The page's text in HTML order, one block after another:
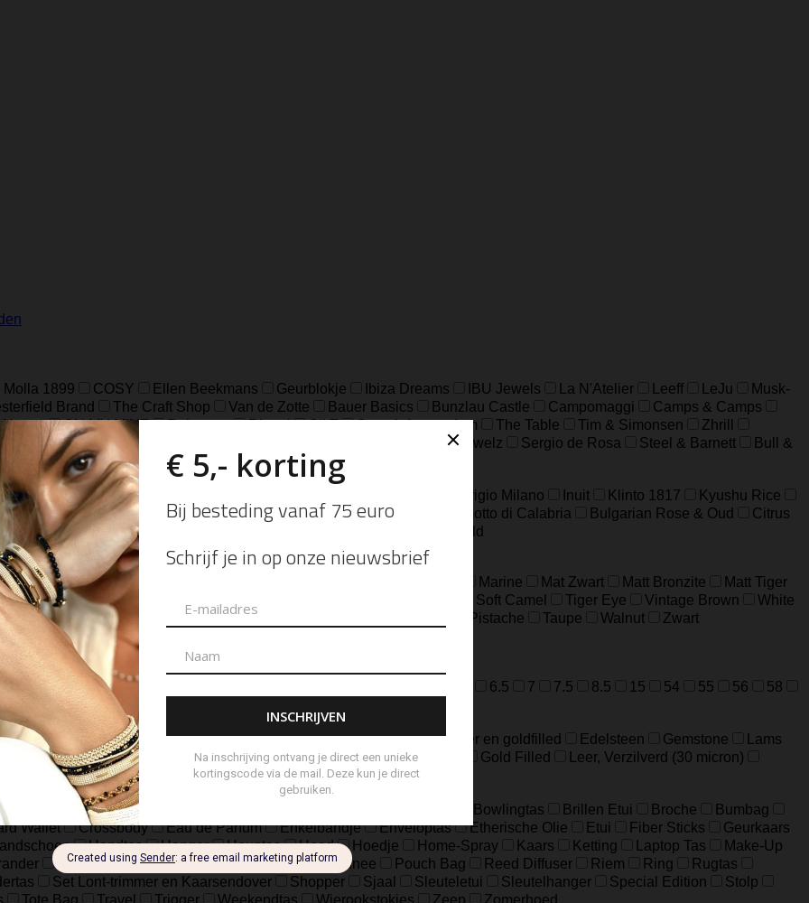
Molla 1899 COSY Ellen Beekmans Geurblokje Ibiza Dreams IBU Jewels La N'Atelier Leeff LeJu
Musk-
Brand The Craft Shop Van de Zotte Bauer Basics Bunzlau Castle Campomaggi
Camps & Camps
Noosa ON MY MINT Rabarany Ripani SILT Smaak Amsterdam The Table Tim & Simonsen
Zhrill
Depeche Bags Essentia MAS Jewelz Sergio de Rosa Steel & Barnett
Bull &
Karthago Black Orchid & Lily Grigio Milano Inuit Klinto 1817
Kyushu Rice
Velvet Wood Venetiae Agathis Amber Basil & Mandarin Bergamotto di Calabria Bulgarian Rose & Oud
Citrus
Pine Santal & Tonka
Wild
Dark Wood Fel Groen Marine Mat Zwart Matt Bronzite
Matt Tiger
Off White Pomgranaat Rood Soft Camel Tiger Eye Vintage Brown
White
Cognac Eucalyptus Fog Gold Pistache Taupe Walnut
Zwart
37 39 41 6.5 7 7.5 8.5 15 54 55 56
58
Zilver geoxideerd, Goldfilled 925 sterling zilver, geoxideerd zilver en goldfilled Edelsteen Gemstone
Lams
Zilver Verguld 100% katoen Acetaat Buffelhoorn Edelstaal Gold Filled
Leer, Verzilverd (30 micron)
Avondtasje Bowlingtas Brillen Etui Broche
Bumbag
Wallet Crossbody Eau de Parfum Enkelbandje Enveloptas Etherische Olie Etui Fiber Sticks
Geurkaars
Handtas Hanger Heuptas Hoed Hoedje Home-Spray Kaars Ketting Laptop Tas
Make-Up
Navulling Reed Diffuser Oorbel Portemonnee Pouch Bag Reed Diffuser Riem Ring
Rugtas
Set Lont-trimmer en Kaarsendover Shopper Sjaal Sleuteletui Sleutelhanger Special Edition
Stolp